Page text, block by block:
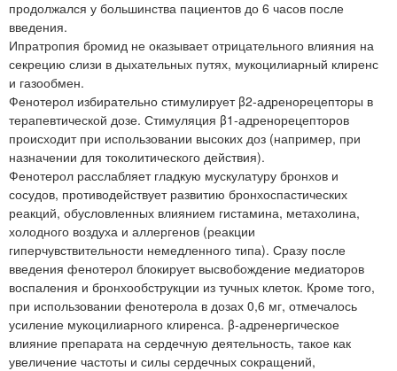
продолжался у большинства пациентов до 6 часов после
введения.
Ипратропия бромид не оказывает отрицательного влияния на
секрецию слизи в дыхательных путях, мукоцилиарный клиренс
и газообмен.
Фенотерол избирательно стимулирует β2-адренорецепторы в
терапевтической дозе. Стимуляция β1-адренорецепторов
происходит при использовании высоких доз (например, при
назначении для токолитического действия).
Фенотерол расслабляет гладкую мускулатуру бронхов и
сосудов, противодействует развитию бронхоспастических
реакций, обусловленных влиянием гистамина, метахолина,
холодного воздуха и аллергенов (реакции
гиперчувствительности немедленного типа). Сразу после
введения фенотерол блокирует высвобождение медиаторов
воспаления и бронхообструкции из тучных клеток. Кроме того,
при использовании фенотерола в дозах 0,6 мг, отмечалось
усиление мукоцилиарного клиренса. β-адренергическое
влияние препарата на сердечную деятельность, такое как
увеличение частоты и силы сердечных сокращений,